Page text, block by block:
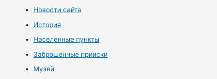
Новости сайта
История
Населенные пункты
Заброшенные прииски
Музей